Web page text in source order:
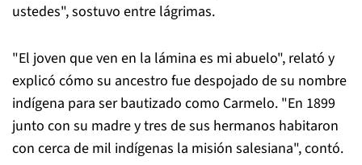
ustedes", sostuvo entre lágrimas.
"El joven que ven en la lámina es mi abuelo", relató y
explicó cómo su ancestro fue despojado de su nombre
indígena para ser bautizado como Carmelo. "En 1899
junto con su madre y tres de sus hermanos habitaron
con cerca de mil indígenas la misión salesiana", contó.